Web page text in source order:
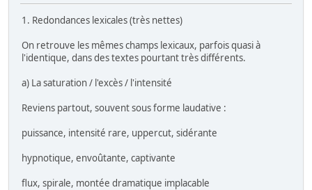
1. Redondances lexicales (très nettes)
On retrouve les mêmes champs lexicaux, parfois quasi à
l'identique, dans des textes pourtant très différents.
a) La saturation / l'excès / l'intensité
Reviens partout, souvent sous forme laudative :
puissance, intensité rare, uppercut, sidérante
hypnotique, envoûtante, captivante
flux, spirale, montée dramatique implacable